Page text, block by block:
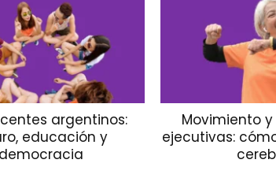
argentinos:
educación y
democracia
Movimiento
ejecutivas: